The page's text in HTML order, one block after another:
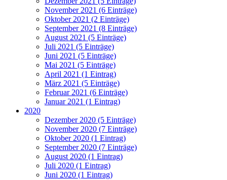
November 2021 (6 Einträge)
Oktober 2021 (2 Einträge)
September 2021 (8 Einträge)
August 2021 (5 Einträge)
Juli 2021 (5 Einträge)
Juni 2021 (5 Einträge)
Mai 2021 (5 Einträge)
April 2021 (1 Eintrag)
März 2021 (5 Einträge)
Februar 2021 (6 Einträge)
Januar 2021 (1 Eintrag)
2020
Dezember 2020 (5 Einträge)
November 2020 (7 Einträge)
Oktober 2020 (1 Eintrag)
September 2020 (7 Einträge)
August 2020 (1 Eintrag)
Juli 2020 (1 Eintrag)
Juni 2020 (1 Eintrag)